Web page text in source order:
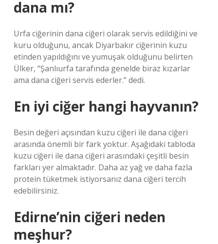
dana mı?
Urfa ciğerinin dana ciğeri olarak servis edildiğini ve
kuru olduğunu, ancak Diyarbakır ciğerinin kuzu
etinden yapıldığını ve yumuşak olduğunu belirten
Ülker, “Şanlıurfa tarafında genelde biraz kızarlar
ama dana ciğeri servis ederler.” dedi.
En iyi ciğer hangi hayvanın?
Besin değeri açısından kuzu ciğeri ile dana ciğeri
arasında önemli bir fark yoktur. Aşağıdaki tabloda
kuzu ciğeri ile dana ciğeri arasındaki çeşitli besin
farkları yer almaktadır. Daha az yağ ve daha fazla
protein tüketmek istiyorsanız dana ciğeri tercih
edebilirsiniz.
Edirne’nin ciğeri neden
meşhur?